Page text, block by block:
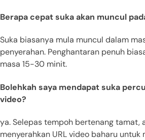
Berapa cepat suka akan muncul
Suka biasanya mula muncul dalam
penyerahan. Penghantaran penuh
masa 15-30 minit.
Bolehkah saya mendapat suka
video?
ya. Selepas tempoh bertenang tamat,
menyerahkan URL video baharu untuk